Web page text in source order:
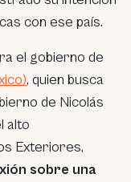
con ese país.
el gobierno de
, quien busca
de Nicolás
alto
Exteriores,
sobre una